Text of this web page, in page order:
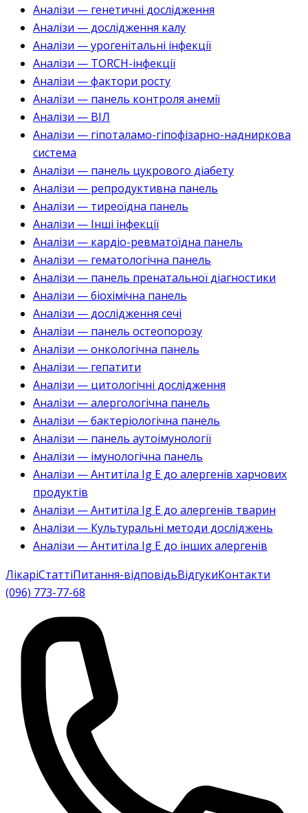
Аналізи — генетичні дослідження
Аналізи — дослідження калу
Аналізи — урогенітальні інфекції
Аналізи — TORCH-інфекції
Аналізи — фактори росту
Аналізи — панель контроля анемії
Аналізи — ВІЛ
Аналізи — гіпоталамо-гіпофізарно-надниркова
система
Аналізи — панель цукрового діабету
Аналізи — репродуктивна панель
Аналізи — тиреоїдна панель
Аналізи — Інші інфекції
Аналізи — кардіо-ревматоїдна панель
Аналізи — гематологічна панель
Аналізи — панель пренатальної діагностики
Аналізи — біохімічна панель
Аналізи — дослідження сечі
Аналізи — панель остеопорозу
Аналізи — онкологічна панель
Аналізи — гепатити
Аналізи — цитологічні дослідження
Аналізи — алергологічна панель
Аналізи — бактеріологічна панель
Аналізи — панель аутоімунології
Аналізи — імунологічна панель
Аналізи — Антитіла Ig E до алергенів харчових
продуктів
Аналізи — Антитіла Ig E до алергенів тварин
Аналізи — Культуральні методи досліджень
Аналізи — Антитіла Ig E до інших алергенів
ЛікаріСтаттіПитання-відповідьВідгукиКонтакти
(096) 773-77-68